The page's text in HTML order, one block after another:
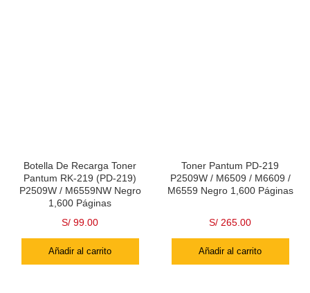
Botella De Recarga Toner
Pantum RK-219 (PD-219)
P2509W / M6559NW Negro
1,600 Páginas
S/ 99.00
Añadir al carrito
Toner Pantum PD-219
P2509W / M6509 / M6609 /
M6559 Negro 1,600 Páginas
S/ 265.00
Añadir al carrito